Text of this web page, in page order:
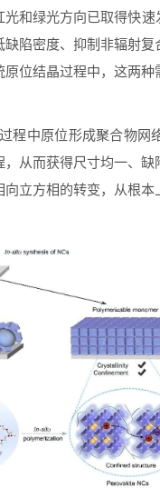
和绿光方向已取得快速
陷密度、抑制非辐射复
原位结晶过程中，这两
程中原位形成聚合物网
从而获得尺寸均一、
立方相的转变，从根